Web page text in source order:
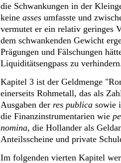
die Schwankungen in der
keine asses umfasste und
vermutet er ein relativ geringes
dem schwankenden Gewicht
Prägungen und Fälschungen
Liquiditätsengpass zu
Kapitel 3 ist der Geldmenge
einerseits Rohmetall, das als
Ausgaben der res publica sowie
die Finanzinstrumentarien wie
nomina, die Hollander als
Anteilsscheine und private
Im folgenden vierten Kapitel